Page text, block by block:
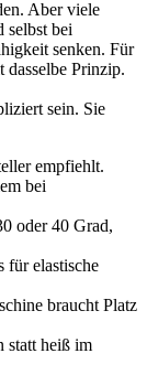
Aber viele
selbst bei
senken. Für
dasselbe Prinzip.
sein. Sie
empfiehlt.
bei
oder 40 Grad,
für elastische
braucht Platz
statt heiß im